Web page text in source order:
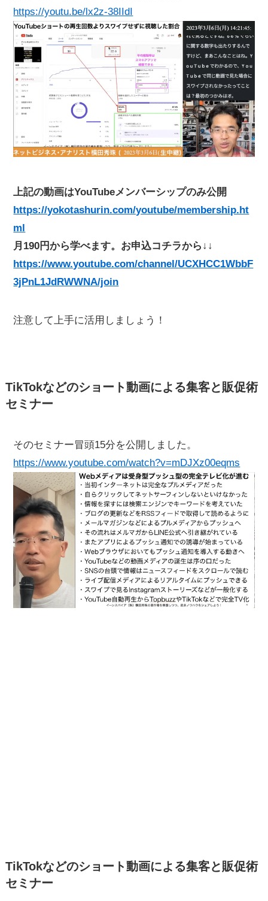
https://youtu.be/lx2z-38IIdI
上記の動画はYouTubeメンバーシップのみ公開
https://yokotashurin.com/youtube/membership.ht
ml
月190円から学べます。お申込コチラから↓↓
https://www.youtube.com/channel/UCXHCC1WbbF
3jPnL1JdRWWNA/join
注意して上手に活用しましょう！
TikTokなどのショート動画による集客と販促術
セミナー
そのセミナー冒頭15分を公開しました。
https://www.youtube.com/watch?v=mDJXz00eqms
TikTokなどのショート動画による集客と販促術
セミナー